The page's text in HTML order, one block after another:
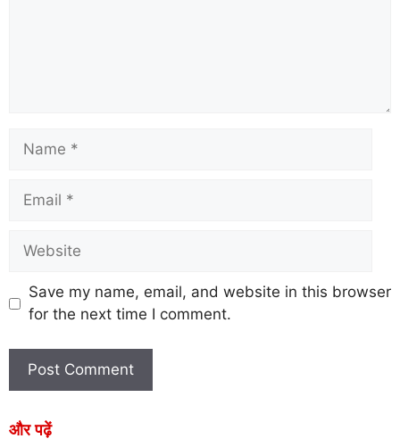
Save my name, email, and website in this browser
for the next time I comment.
और पढ़ें